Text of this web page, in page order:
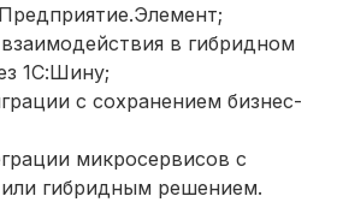
в гибридном
1С:Шину;
с сохранением бизнес-
микросервисов с
гибридным решением.